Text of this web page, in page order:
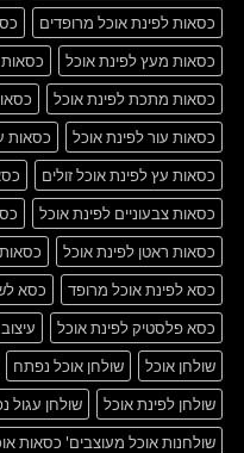
כסאות לפינת אוכל מרופדים
כסאות מעץ לפינת אוכל
כסאות
כסאות מתכת לפינת אוכל
כסאות עור לפינת אוכל
כסאות
כסאות עץ לפינת אוכל זולים
כסאות צבעוניים לפינת אוכל
כסאות ראטן לפינת אוכל
כסא לפינת אוכל מרופד
כסא
כסא פלסטיק לפינת אוכל
שולחן אוכל
שולחן אוכל נפתח
שולחן לפינת אוכל
שולחן עגול
שולחנות אוכל מעוצבים' כסאות